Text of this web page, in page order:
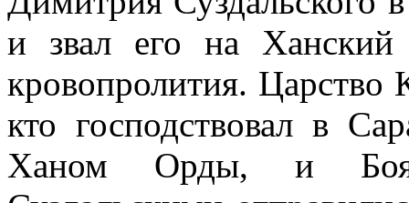
и звал его на
кровопролития. Царство
кто господствовал в
Ханом Орды, и